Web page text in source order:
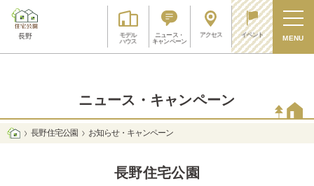
長野
モデル
ハウス
ニュース・
キャンペーン
アクセス イベント MENU
ニュース・キャンペーン
長野 住宅公園 お知らせ・キャンペーン
長野住宅公園